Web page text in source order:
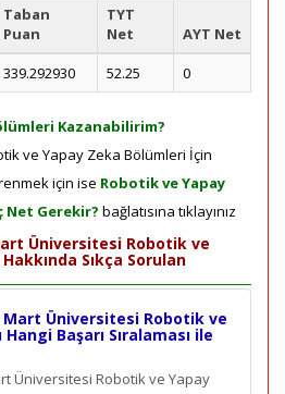
Taban
Puan
TYT
Net
AYT Net
339.292930 52.25 0
Kazanabilirim?
ve Yapay Zeka Bölümleri İçin
için ise Robotik ve Yapay
Net Gerekir? bağlatısına tıklayınız
Üniversitesi Robotik ve
Sıkça Sorulan
Üniversitesi Robotik ve
Başarı Sıralaması ile
Üniversitesi Robotik ve Yapay